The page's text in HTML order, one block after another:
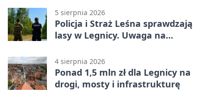
5 sierpnia 2026
Policja i Straż Leśna sprawdzają
lasy w Legnicy. Uwaga na
4 sierpnia 2026
Ponad 1,5 mln zł dla Legnicy na
drogi, mosty i infrastrukturę